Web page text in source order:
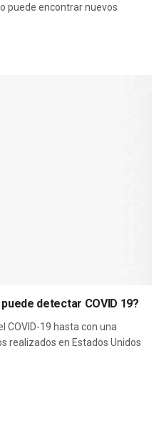
puede encontrar nuevos
detectar COVID 19?
COVID-19 hasta con una
realizados en Estados Unidos